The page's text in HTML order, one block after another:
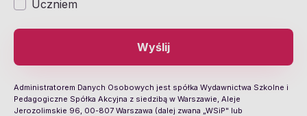
Uczniem
Wyślij
Administratorem Danych Osobowych jest spółka Wydawnictwa Szkolne i
Pedagogiczne Spółka Akcyjna z siedzibą w Warszawie, Aleje
Jerozolimskie 96, 00-807 Warszawa (dalej zwana „WSiP" lub